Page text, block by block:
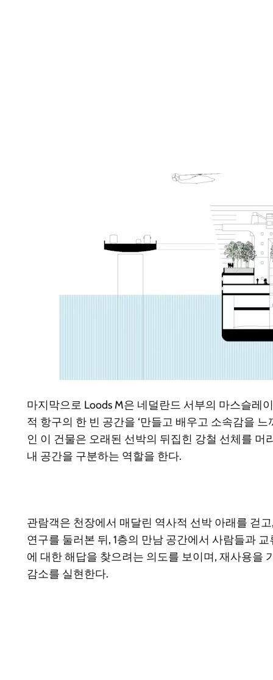
마지막으로 Loods M은 네덜란드 서부의 마스슬레
적 항구의 한 빈 공간을 ‘만들고 배우고 소속감을
인 이 건물은 오래된 선박의 뒤집힌 강철 선체를
내 공간을 구분하는 역할을 한다.
관람객은 천장에서 매달린 역사적 선박 아래를 걷
연구를 둘러본 뒤, 1층의 만남 공간에서 사람들과
에 대한 해답을 찾으려는 의도를 보이며, 재사용을
감소를 실현한다.